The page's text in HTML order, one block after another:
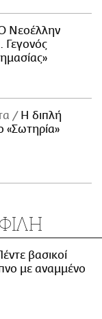
Νεοέλλην
Γεγονός
Η διπλή
«Σωτηρία»
βασικοί
με αναμμένο